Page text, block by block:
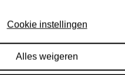
Cookie instellingen
Alles weigeren